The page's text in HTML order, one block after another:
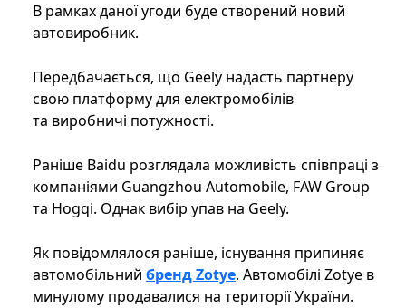
В рамках даної угоди буде створений новий
автовиробник.
Передбачається, що Geely надасть партнеру
свою платформу для електромобілів
та виробничі потужності.
Раніше Baidu розглядала можливість співпраці з
компаніями Guangzhou Automobile, FAW Group
та Hogqi. Однак вибiр упав на Geely.
Як повідомлялося раніше, існування припиняє
автомобільний бренд Zotye. Автомобілі Zotye в
минулому продавалися на території України.